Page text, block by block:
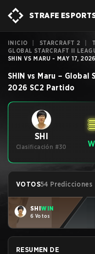
STRAFE
INICIO STARCRAFT 2
GLOBAL STARCRAFT II
SHIN VS MARU - MAY 17, 2026
SHIN vs Maru – Global
2026 SC2 Partido
SHI
Clasificación #30
VOTOS54 Predicciones
SHIWIN
6 Votos
RESUMEN DE